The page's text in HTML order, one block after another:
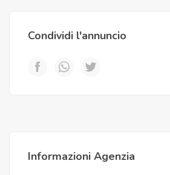
Condividi l'annuncio
Informazioni Agenzia